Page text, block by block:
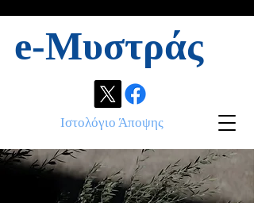
e-Μυστράς
Ιστολόγιο Άποψης